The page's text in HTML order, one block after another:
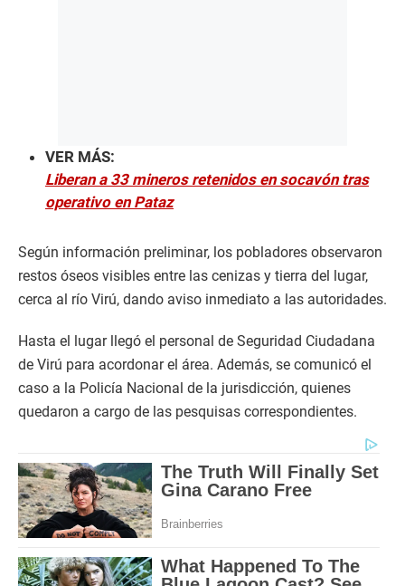
VER MÁS:
Liberan a 33 mineros retenidos en socavón tras
operativo en Pataz
Según información preliminar, los pobladores observaron
restos óseos visibles entre las cenizas y tierra del lugar,
cerca al río Virú, dando aviso inmediato a las autoridades.
Hasta el lugar llegó el personal de Seguridad Ciudadana
de Virú para acordonar el área. Además, se comunicó el
caso a la Policía Nacional de la jurisdicción, quienes
quedaron a cargo de las pesquisas correspondientes.